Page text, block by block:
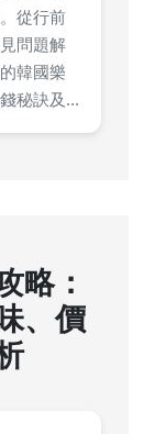
從行前
問題解
韓國樂
秘訣及...
略：
、價